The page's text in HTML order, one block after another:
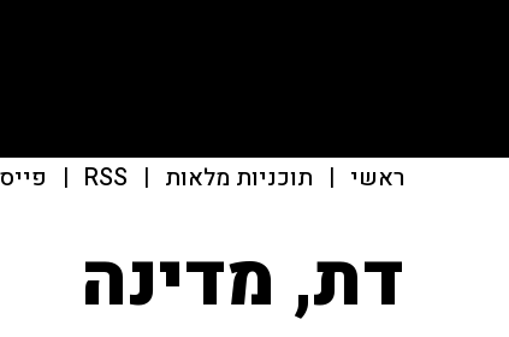
ראשי | תוכניות מלאות |
RSS
|
דת, מדינה